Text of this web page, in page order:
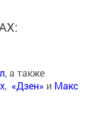
, а также
, «Дзен» и Макс